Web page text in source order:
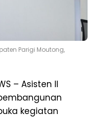
Parigi Moutong,
– Asisten II
kegiatan